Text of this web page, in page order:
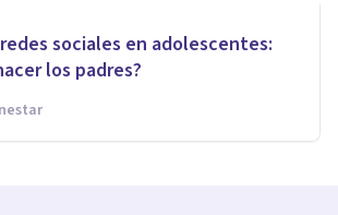
sociales en adolescentes:
los padres?